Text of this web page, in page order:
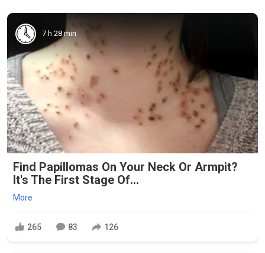
7 h 28 min
Find Papillomas On Your Neck Or Armpit?
It's The First Stage Of...
More
265 83 126